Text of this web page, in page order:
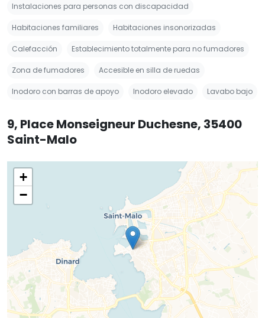
Instalaciones para personas con discapacidad
Habitaciones familiares Habitaciones insonorizadas
Calefacción Establecimiento totalmente para no fumadores
Zona de fumadores Accesible en silla de ruedas
Inodoro con barras de apoyo Inodoro elevado Lavabo bajo
9, Place Monseigneur Duchesne, 35400
Saint-Malo
+
−